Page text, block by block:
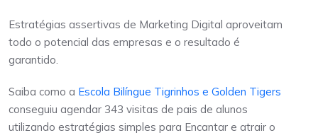
Estratégias assertivas de Marketing Digital aproveitam
todo o potencial das empresas e o resultado é
garantido.
Saiba como a Escola Bilíngue Tigrinhos e Golden Tigers
conseguiu agendar 343 visitas de pais de alunos
utilizando estratégias simples para Encantar e atrair o